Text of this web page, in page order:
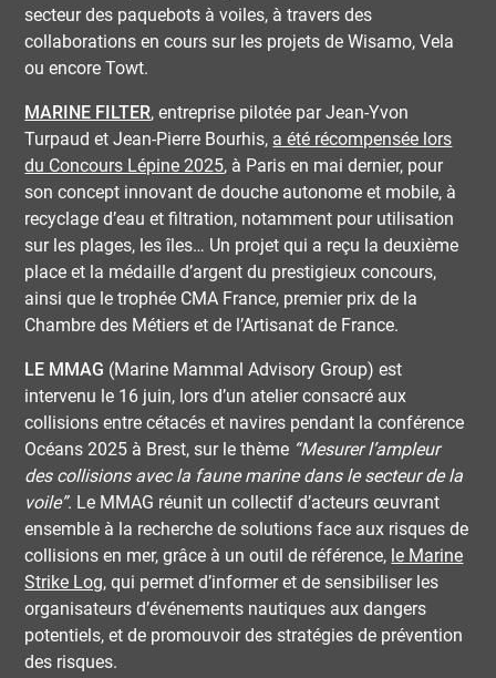
secteur des paquebots à voiles, à travers des
collaborations en cours sur les projets de Wisamo, Vela
ou encore Towt.
MARINE FILTER, entreprise pilotée par Jean-Yvon
Turpaud et Jean-Pierre Bourhis, a été récompensée lors
du Concours Lépine 2025, à Paris en mai dernier, pour
son concept innovant de douche autonome et mobile, à
recyclage d’eau et filtration, notamment pour utilisation
sur les plages, les îles… Un projet qui a reçu la deuxième
place et la médaille d’argent du prestigieux concours,
ainsi que le trophée CMA France, premier prix de la
Chambre des Métiers et de l’Artisanat de France.
LE MMAG (Marine Mammal Advisory Group) est
intervenu le 16 juin, lors d’un atelier consacré aux
collisions entre cétacés et navires pendant la conférence
Océans 2025 à Brest, sur le thème “Mesurer l’ampleur
des collisions avec la faune marine dans le secteur de la
voile”. Le MMAG réunit un collectif d’acteurs œuvrant
ensemble à la recherche de solutions face aux risques de
collisions en mer, grâce à un outil de référence, le Marine
Strike Log, qui permet d’informer et de sensibiliser les
organisateurs d’événements nautiques aux dangers
potentiels, et de promouvoir des stratégies de prévention
des risques.